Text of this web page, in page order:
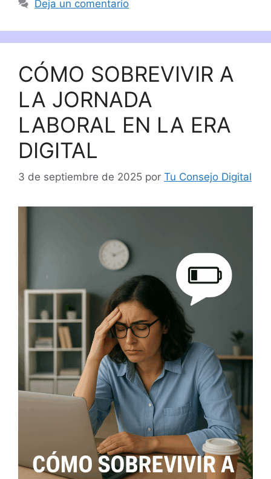
Deja un comentario
CÓMO SOBREVIVIR A
LA JORNADA
LABORAL EN LA ERA
DIGITAL
3 de septiembre de 2025 por Tu Consejo Digital